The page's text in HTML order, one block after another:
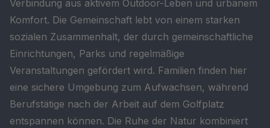
Verbindung aus aktivem Outdoor-Leben und urbanem
Komfort. Die Gemeinschaft lebt von einem starken
sozialen Zusammenhalt, der durch gemeinschaftliche
Einrichtungen, Parks und regelmäßige
Veranstaltungen gefördert wird. Familien finden hier
eine sichere Umgebung zum Aufwachsen, während
Berufstätige nach der Arbeit auf dem Golfplatz
entspannen können. Die Ruhe der Natur kombiniert